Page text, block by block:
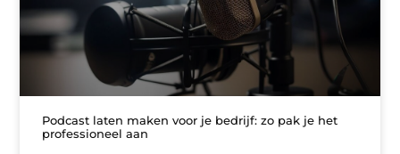
Podcast laten maken voor je bedrijf: zo pak je het
professioneel aan